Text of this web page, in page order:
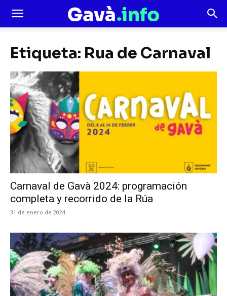
Etiqueta: Rua de Carnaval
Carnaval de Gavà 2024: programación
completa y recorrido de la Rúa
31 de enero de 2024